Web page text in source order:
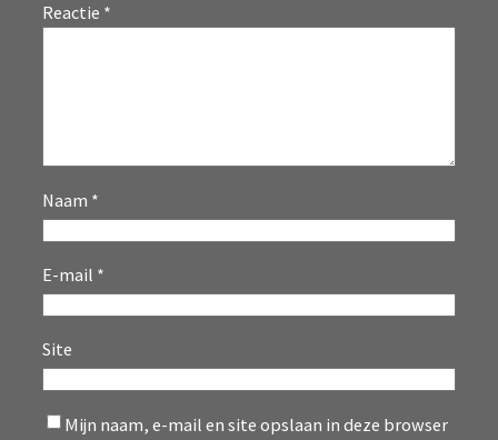
Reactie *
Naam *
E-mail *
Site
Mijn naam, e-mail en site opslaan in deze browser